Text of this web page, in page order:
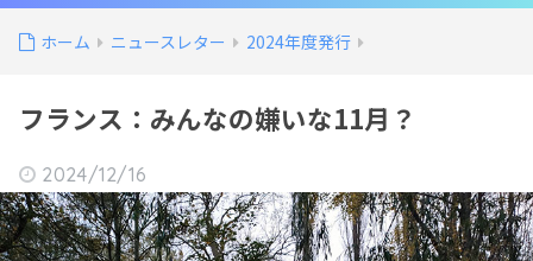
ホーム ニュースレター 2024年度発行
フランス：みんなの嫌いな11月？
2024/12/16